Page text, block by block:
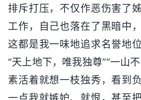
排斥打压，不仅作恶伤害了
工作，自己也落在了黑暗中
这都是我一味地追求名誉地
“天上地下，唯我独尊”“一山
素活着就想一枝独秀，看到